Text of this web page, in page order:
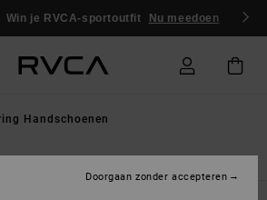
Win je RVCA-sportoutfit Nu meedoen
Handschoenen
Doorgaan zonder accepteren